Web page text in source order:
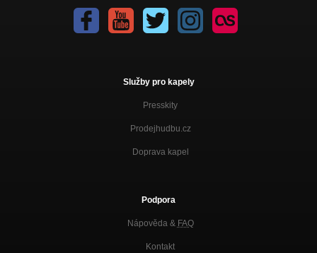
Služby pro kapely
Presskity
Prodejhudbu.cz
Doprava kapel
Podpora
Nápověda & FAQ
Kontakt